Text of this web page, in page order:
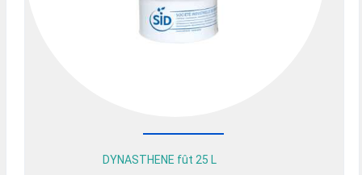
DYNASTHENE fût 25 L